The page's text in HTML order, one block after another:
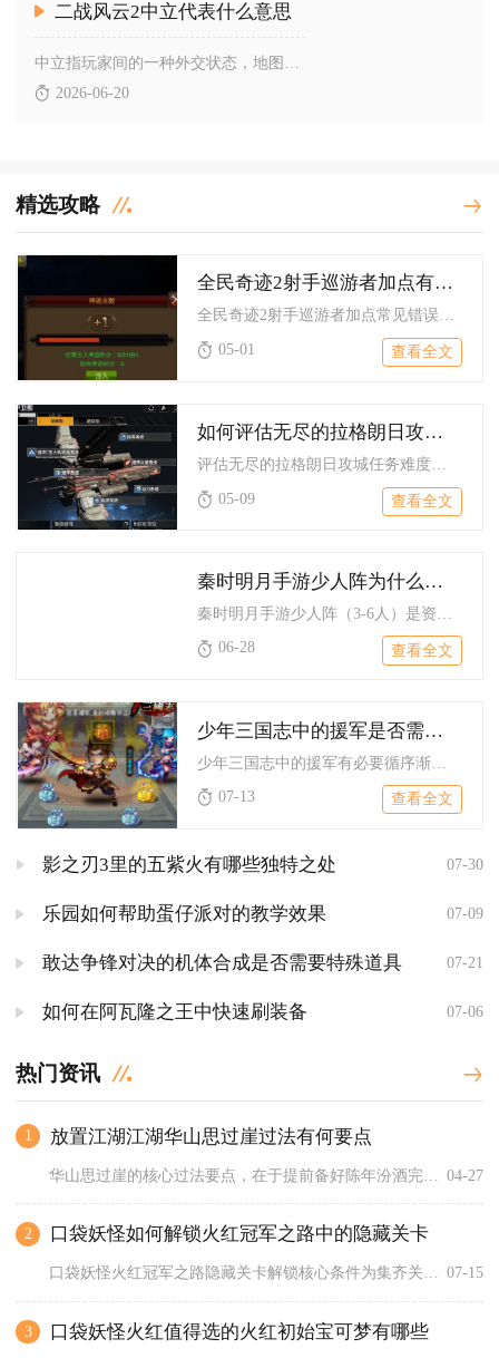
二战风云2中立代表什么意思
2026-06-20
精选攻略
全民奇迹2射手巡游者加点有哪些常见错误要避免
全民奇迹2射手巡游者加点常见错误集中在属性分配失衡、技能加点...
05-01
查看全文
如何评估无尽的拉格朗日攻城任务的难度
05-09
查看全文
秦时明月手游少人阵为什么重要
06-28
查看全文
少年三国志中的援军是否需要升级
少年三国志中的援军有必要循序渐进升级，不用对标上阵主力全力培...
07-13
查看全文
影之刃3里的五紫火有哪些独特之处 07-30
乐园如何帮助蛋仔派对的教学效果 07-09
敢达争锋对决的机体合成是否需要特殊道具 07-21
如何在阿瓦隆之王中快速刷装备 07-06
热门资讯
1 放置江湖江湖华山思过崖过法有何要点
04-27
2 口袋妖怪如何解锁火红冠军之路中的隐藏关卡
口袋妖怪火红冠军之路隐藏关卡解锁核心条件为集齐关东全部八枚徽... 07-15
3 口袋妖怪火红值得选的火红初始宝可梦有哪些